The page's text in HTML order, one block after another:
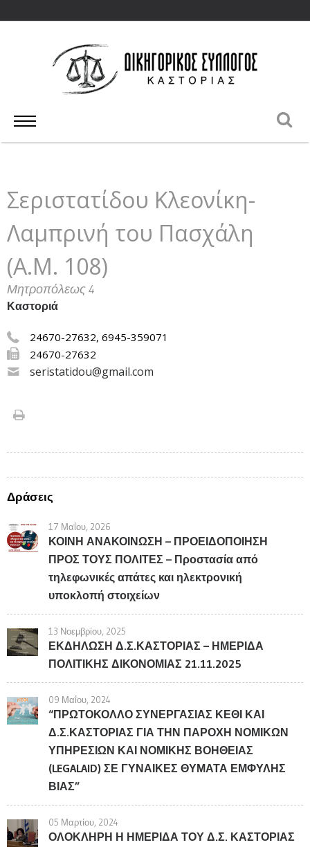
Σεριστατίδου Κλεονίκη-
Λαμπρινή του Πασχάλη
(Α.Μ. 108)
Μητροπόλεως 4
Καστοριά
24670-27632, 6945-359071
24670-27632
seristatidou@gmail.com
Δράσεις
17 Μαΐου, 2026
ΚΟΙΝΗ ΑΝΑΚΟΙΝΩΣΗ – ΠΡΟΕΙΔΟΠΟΙΗΣΗ
ΠΡΟΣ ΤΟΥΣ ΠΟΛΙΤΕΣ – Προστασία από
τηλεφωνικές απάτες και ηλεκτρονική
υποκλοπή στοιχείων
13 Νοεμβρίου, 2025
ΕΚΔΗΛΩΣΗ Δ.Σ.ΚΑΣΤΟΡΙΑΣ – ΗΜΕΡΙΔΑ
ΠΟΛΙΤΙΚΗΣ ΔΙΚΟΝΟΜΙΑΣ 21.11.2025
09 Μαΐου, 2024
“ΠΡΩΤΟΚΟΛΛΟ ΣΥΝΕΡΓΑΣΙΑΣ ΚΕΘΙ ΚΑΙ
Δ.Σ.ΚΑΣΤΟΡΙΑΣ ΓΙΑ ΤΗΝ ΠΑΡΟΧΗ ΝΟΜΙΚΩΝ
ΥΠΗΡΕΣΙΩΝ ΚΑΙ ΝΟΜΙΚΗΣ ΒΟΗΘΕΙΑΣ
(LEGALAID) ΣΕ ΓΥΝΑΙΚΕΣ ΘΥΜΑΤΑ ΕΜΦΥΛΗΣ
ΒΙΑΣ”
05 Μαρτίου, 2024
ΟΛΟΚΛΗΡΗ Η ΗΜΕΡΙΔΑ ΤΟΥ Δ.Σ. ΚΑΣΤΟΡΙΑΣ